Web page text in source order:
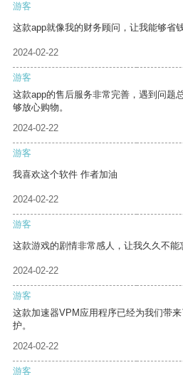
游客
这款app就像我的财务顾问，让我能够省
2024-02-22
游客
这款app的售后服务非常完善，遇到问题
够放心购物。
2024-02-22
游客
我喜欢这个软件 作者加油
2024-02-22
游客
这款游戏的剧情非常感人，让我久久不能
2024-02-22
游客
这款加速器VPM应用程序已经为我们带
护。
2024-02-22
游客